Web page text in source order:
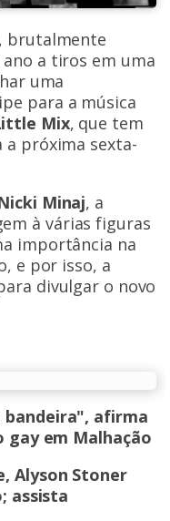
, brutalmente
a tiros em uma
uma
para a música
Mix, que tem
a próxima sexta-
Minaj, a
à várias figuras
importância na
e por isso, a
divulgar o novo
afirma
gay em Malhação
Alyson Stoner
assista